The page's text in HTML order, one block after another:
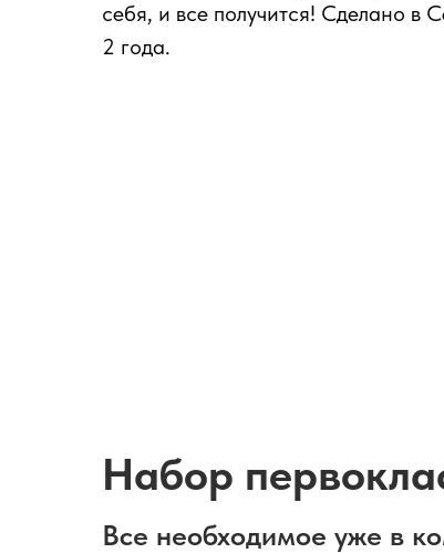
себя, и все получится! Сделано в
2 года.
Все необходимое уже в
Набор